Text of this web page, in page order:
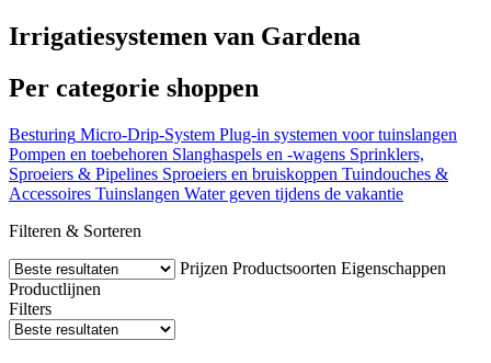
Irrigatiesystemen van Gardena
Per categorie shoppen
Besturing Micro-Drip-System Plug-in systemen voor tuinslangen
Pompen en toebehoren Slanghaspels en -wagens Sprinklers,
Sproeiers & Pipelines Sproeiers en bruiskoppen Tuindouches &
Accessoires Tuinslangen Water geven tijdens de vakantie
Filteren & Sorteren
Prijzen Productsoorten Eigenschappen
Productlijnen
Filters